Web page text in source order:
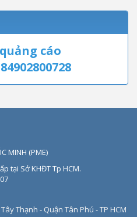
cáo
MINH (PME)
tại Sở KHĐT Tp HCM.
Thạnh - Quận Tân Phú - TP HCM